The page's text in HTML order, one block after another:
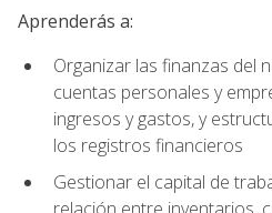
Aprenderás a:
Organizar las finanzas del
cuentas personales y
ingresos y gastos, y
los registros financieros
Gestionar el capital de
relación entre inventarios,